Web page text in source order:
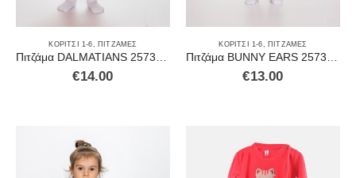
ΚΟΡΊΤΣΙ 1-6 ΠΙΤΖΆΜΕΣ
€14.00
ΚΟΡΊΤΣΙ 1-6 ΠΙΤΖΆΜΕΣ
€13.00